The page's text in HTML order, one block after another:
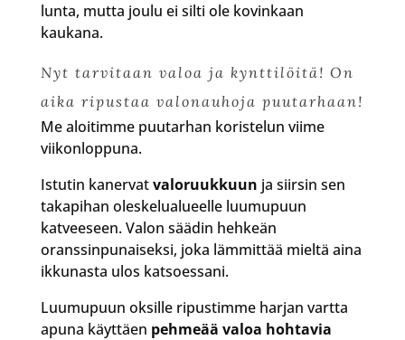
lunta, mutta joulu ei silti ole kovinkaan
kaukana.
Nyt tarvitaan valoa ja kynttilöitä! On
aika ripustaa valonauhoja puutarhaan!
Me aloitimme puutarhan koristelun viime
viikonloppuna.
Istutin kanervatvaloruukkuun ja siirsin sen
takapihan oleskelualueelle luumupuun
katveeseen. Valon säädin hehkeän
oranssinpunaiseksi, joka lämmittää mieltä aina
ikkunasta ulos katsoessani.
Luumupuun oksille ripustimme harjan vartta
apuna käyttäen pehmeää valoa hohtavia